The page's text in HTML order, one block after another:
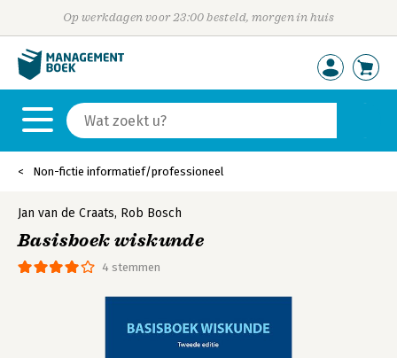
Op werkdagen voor 23:00 besteld, morgen in huis
Non-fictie informatief/professioneel
4 stemmen
Jan van de Craats, Rob Bosch
Basisboek wiskunde